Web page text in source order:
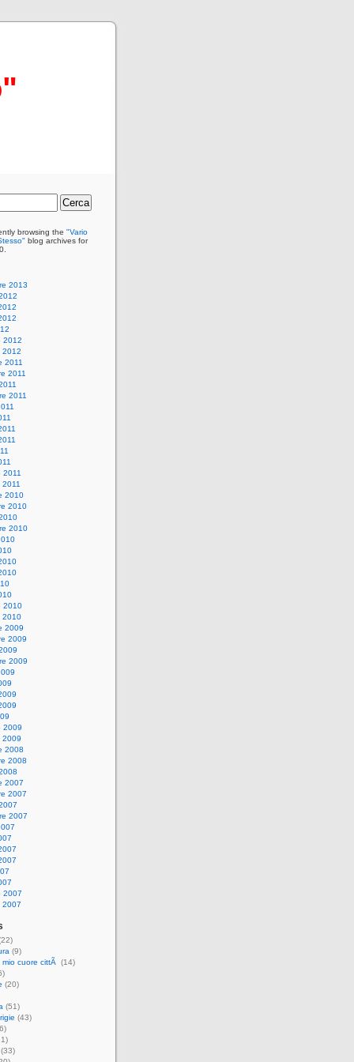
browsing the "Vario
blog archives for
2013
2012
2012
2011
2011
2011
2011
2010
2010
2010
2010
2010
2009
2009
2009
2009
2009
2008
2008
2007
2007
2007
2007
2007
(9)
mio cuore cittÃ
(14)
(20)
(51)
(43)